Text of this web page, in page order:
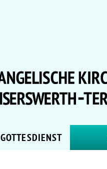
GOTTESDIENST